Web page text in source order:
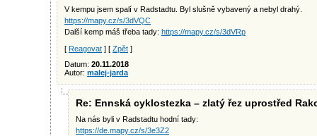
V kempu jsem spalí v Radstadtu. Byl slušně vybavený a nebyl drahý.
https://mapy.cz/s/3dVQC
Další kemp máš třeba tady: https://mapy.cz/s/3dVRp
[ Reagovat ] [ Zpět ]
Datum: 20.11.2018
Autor: malej-jarda
Re: Ennská cyklostezka – zlatý řez uprostřed
Na nás byli v Radstadtu hodní tady:
https://de.mapy.cz/s/3e3Z2